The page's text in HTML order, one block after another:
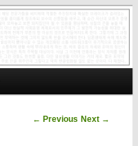
Post navigation
← Previous Next →